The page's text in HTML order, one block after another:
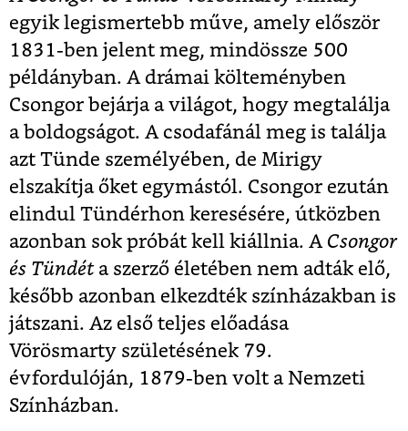
egyik legismertebb műve, amely először
1831-ben jelent meg, mindössze 500
példányban. A drámai költeményben
Csongor bejárja a világot, hogy megtalálja
a boldogságot. A csodafánál meg is találja
azt Tünde személyében, de Mirigy
elszakítja őket egymástól. Csongor ezután
elindul Tündérhon keresésére, útközben
azonban sok próbát kell kiállnia. A Csongor
és Tündéta szerző életében nem adták elő,
később azonban elkezdték színházakban is
játszani. Az első teljes előadása
Vörösmarty születésének 79.
évfordulóján, 1879-ben volt a Nemzeti
Színházban.